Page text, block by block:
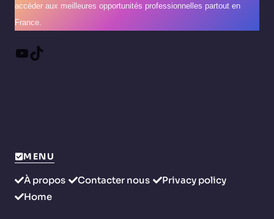
accéder aux meilleures opportunités professionnelles partout en
France.
YouTube
TikTok
MENU
À propos Contacter nous
Privacy policy
Home